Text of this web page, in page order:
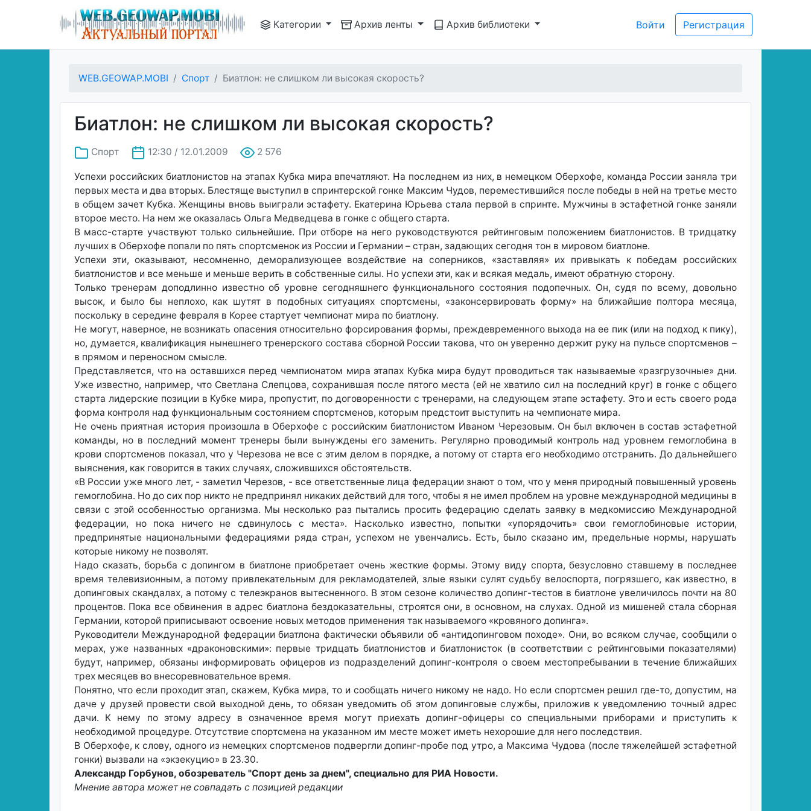
Категории Архив ленты Архив библиотеки Войти Регистрация
WEB.GEOWAP.MOBI Спорт Биатлон: не слишком ли высокая скорость?
Биатлон: не слишком ли высокая скорость?
Спорт 12:30 / 12.01.2009 2 576
Успехи российских биатлонистов на этапах Кубка мира впечатляют. На последнем из них, в немецком Оберхофе, команда России заняла три
первых места и два вторых. Блестяще выступил в спринтерской гонке Максим Чудов, переместившийся после победы в ней на третье место
в общем зачет Кубка. Женщины вновь выиграли эстафету. Екатерина Юрьева стала первой в спринте. Мужчины в эстафетной гонке заняли
второе место. На нем же оказалась Ольга Медведцева в гонке с общего старта.
В масс-старте участвуют только сильнейшие. При отборе на него руководствуются рейтинговым положением биатлонистов. В тридцатку
лучших в Оберхофе попали по пять спортсменок из России и Германии – стран, задающих сегодня тон в мировом биатлоне.
Успехи эти, оказывают, несомненно, деморализующее воздействие на соперников, «заставляя» их привыкать к победам российских
биатлонистов и все меньше и меньше верить в собственные силы. Но успехи эти, как и всякая медаль, имеют обратную сторону.
Только тренерам доподлинно известно об уровне сегодняшнего функционального состояния подопечных. Он, судя по всему, довольно
высок, и было бы неплохо, как шутят в подобных ситуациях спортсмены, «законсервировать форму» на ближайшие полтора месяца,
поскольку в середине февраля в Корее стартует чемпионат мира по биатлону.
Не могут, наверное, не возникать опасения относительно форсирования формы, преждевременного выхода на ее пик (или на подход к пику),
но, думается, квалификация нынешнего тренерского состава сборной России такова, что он уверенно держит руку на пульсе спортсменов –
в прямом и переносном смысле.
Представляется, что на оставшихся перед чемпионатом мира этапах Кубка мира будут проводиться так называемые «разгрузочные» дни.
Уже известно, например, что Светлана Слепцова, сохранившая после пятого места (ей не хватило сил на последний круг) в гонке с общего
старта лидерские позиции в Кубке мира, пропустит, по договоренности с тренерами, на следующем этапе эстафету. Это и есть своего рода
форма контроля над функциональным состоянием спортсменов, которым предстоит выступить на чемпионате мира.
Не очень приятная история произошла в Оберхофе с российским биатлонистом Иваном Черезовым. Он был включен в состав эстафетной
команды, но в последний момент тренеры были вынуждены его заменить. Регулярно проводимый контроль над уровнем гемоглобина в
крови спортсменов показал, что у Черезова не все с этим делом в порядке, а потому от старта его необходимо отстранить. До дальнейшего
выяснения, как говорится в таких случаях, сложившихся обстоятельств.
«В России уже много лет, - заметил Черезов, - все ответственные лица федерации знают о том, что у меня природный повышенный уровень
гемоглобина. Но до сих пор никто не предпринял никаких действий для того, чтобы я не имел проблем на уровне международной медицины в
связи с этой особенностью организма. Мы несколько раз пытались просить федерацию сделать заявку в медкомиссию Международной
федерации, но пока ничего не сдвинулось с места». Насколько известно, попытки «упорядочить» свои гемоглобиновые истории,
предпринятые национальными федерациями ряда стран, успехом не увенчались. Есть, было сказано им, предельные нормы, нарушать
которые никому не позволят.
Надо сказать, борьба с допингом в биатлоне приобретает очень жесткие формы. Этому виду спорта, безусловно ставшему в последнее
время телевизионным, а потому привлекательным для рекламодателей, злые языки сулят судьбу велоспорта, погрязшего, как известно, в
допинговых скандалах, а потому с телеэкранов вытесненного. В этом сезоне количество допинг-тестов в биатлоне увеличилось почти на 80
процентов. Пока все обвинения в адрес биатлона бездоказательны, строятся они, в основном, на слухах. Одной из мишеней стала сборная
Германии, которой приписывают освоение новых методов применения так называемого «кровяного допинга».
Руководители Международной федерации биатлона фактически объявили об «антидопинговом походе». Они, во всяком случае, сообщили о
мерах, уже названных «драконовскими»: первые тридцать биатлонистов и биатлонисток (в соответствии с рейтинговыми показателями)
будут, например, обязаны информировать офицеров из подразделений допинг-контроля о своем местопребывании в течение ближайших
трех месяцев во внесоревновательное время.
Понятно, что если проходит этап, скажем, Кубка мира, то и сообщать ничего никому не надо. Но если спортсмен решил где-то, допустим, на
даче у друзей провести свой выходной день, то обязан уведомить об этом допинговые службы, приложив к уведомлению точный адрес
дачи. К нему по этому адресу в означенное время могут приехать допинг-офицеры со специальными приборами и приступить к
необходимой процедуре. Отсутствие спортсмена на указанном им месте может иметь нехорошие для него последствия.
В Оберхофе, к слову, одного из немецких спортсменов подвергли допинг-пробе под утро, а Максима Чудова (после тяжелейшей эстафетной
гонки) вызвали на «экзекуцию» в 23.30.
Александр Горбунов, обозреватель "Спорт день за днем", специально для РИА Новости.
Мнение автора может не совпадать с позицией редакции